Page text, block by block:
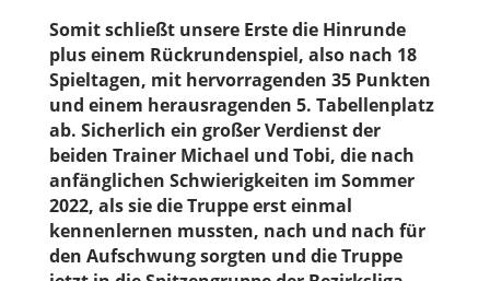
Somit schließt unsere Erste die Hinrunde
plus einem Rückrundenspiel, also nach 18
Spieltagen, mit hervorragenden 35 Punkten
und einem herausragenden 5. Tabellenplatz
ab. Sicherlich ein großer Verdienst der
beiden Trainer Michael und Tobi, die nach
anfänglichen Schwierigkeiten im Sommer
2022, als sie die Truppe erst einmal
kennenlernen mussten, nach und nach für
den Aufschwung sorgten und die Truppe